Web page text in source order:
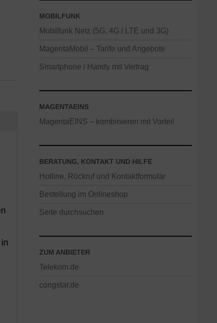
MOBILFUNK
Mobilfunk Netz (5G, 4G / LTE und 3G)
MagentaMobil – Tarife und Angebote
Smartphone / Handy mit Vertrag
MAGENTAEINS
MagentaEINS – kombinieren mit Vorteil
BERATUNG, KONTAKT UND HILFE
Hotline, Rückruf und Kontaktformular
Bestellung im Onlineshop
Seite durchsuchen
ZUM ANBIETER
Telekom.de
congstar.de